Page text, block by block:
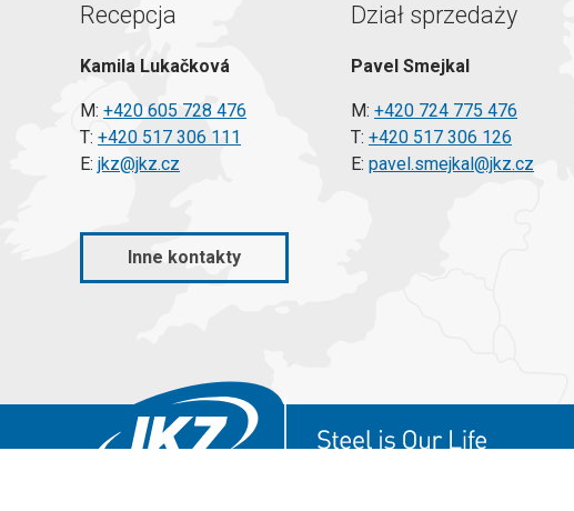
Recepcja
Kamila Lukačková
M: +420 605 728 476
T: +420 517 306 111
E: jkz@jkz.cz
Inne kontakty
Dział sprzedaży
Pavel Smejkal
M: +420 724 775 476
T: +420 517 306 126
E: pavel.smejkal@jkz.cz